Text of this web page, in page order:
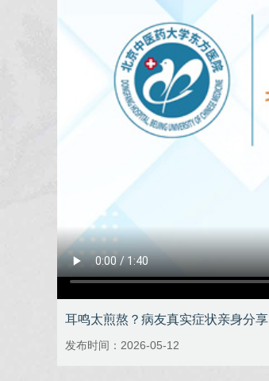
耳鸣太煎熬？病友真实症状亲身分享
发布时间：2026-05-12